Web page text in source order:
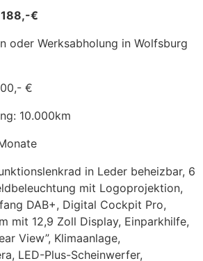
€
oder Werksabholung in Wolfsburg
€
10.000km
in Leder beheizbar, 6
mit Logoprojektion,
DAB+, Digital Cockpit Pro,
mit 12,9 Zoll Display, Einparkhilfe,
View”, Klimaanlage,
LED-Plus-Scheinwerfer,